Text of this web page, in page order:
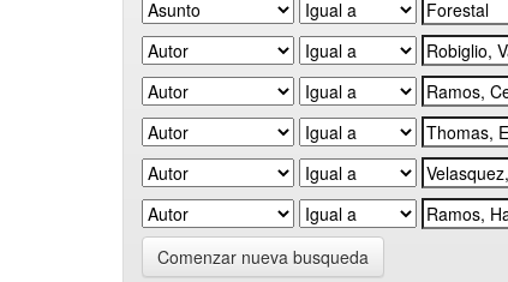
Comenzar nueva busqueda